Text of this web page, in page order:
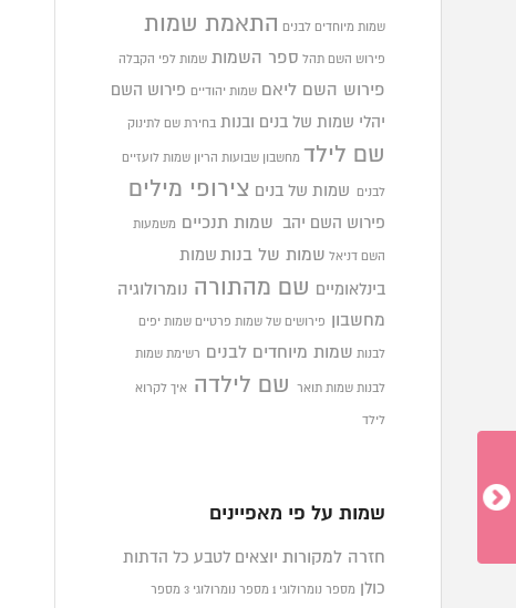
שמות מיוחדים לבנים התאמת שמות
פירוש השם תהל ספר השמות שמות לפי הקבלה
פירוש השם ליאם שמות יהודיים פירוש השם
יהלי שמות של בנים ובנות בחירת שם לתינוק
שם לילד מחשבון שבועות הריון שמות לועזיים
לבנים שמות של בנים צירופי מילים
פירוש השם יהב שמות תנכיים משמעות
השם דניאל שמות של בנות שמות
בינלאומיים שם מהתורה נומרולוגיה
מחשבון פירושים של שמות פרטיים שמות יפים
לבנות שמות מיוחדים לבנים רשימת שמות
לבנות שמות תואר שם לילדה איך לקרוא
לילד
שמות על פי מאפיינים
חזרה למקורות יוצאים לטבע כל הדתות
כולן מספר נומרולוגי 1 מספר נומרולוגי 3 מספר